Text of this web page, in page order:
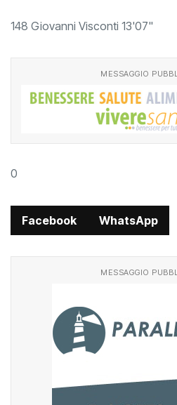
148 Giovanni Visconti 13'07"
MESSAGGIO
0
Facebook WhatsApp
MESSAGGIO